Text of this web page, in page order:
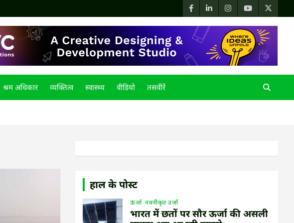
श्रम अधिकार व्यक्तित्व स्वास्थ्य वीडियो तसवीरें
हाल के पोस्ट
ऊर्जा नवनीकृत उर्जा
भारत में छतों पर सौर ऊर्जा की असली